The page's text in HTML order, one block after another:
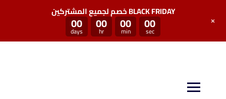
خصم لجميع المشتركين BLACK FRIDAY
00
days 00
hr 00
min 00
sec
+